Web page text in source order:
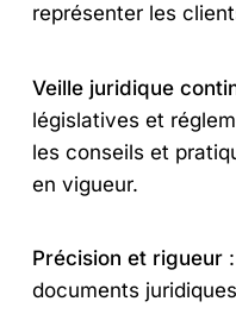
représenter les
Veille juridique
législatives et
les conseils et
en vigueur.
Précision et rigueur:
documents